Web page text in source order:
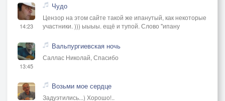
14:23
Чудо
Цензор на этом сайте такой же ипанутый, как некоторые
участники. ))) ыыыы. ещё и тупой. Слово "ипану
13:45
Вальпургиевская ночь
Саллас Николай, Спасибо
Возьми мое сердце
Задуэтились...) Хорошо!..